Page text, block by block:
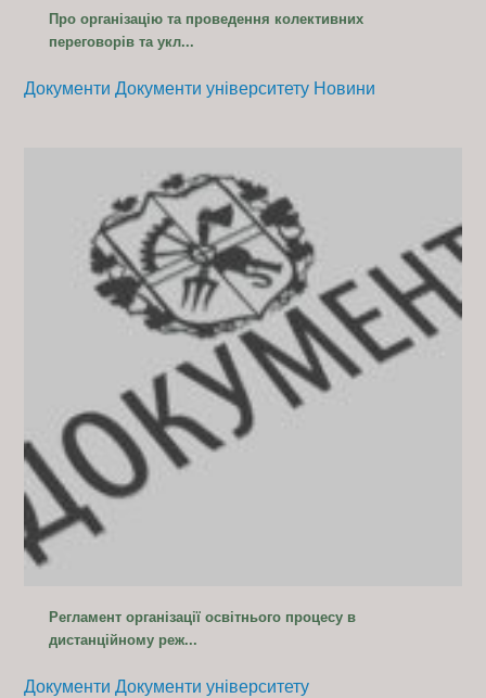
Про організацію та проведення колективних
переговорів та укл...
Документи Документи університету Новини
Регламент організації освітнього процесу в
дистанційному реж...
Документи Документи університету